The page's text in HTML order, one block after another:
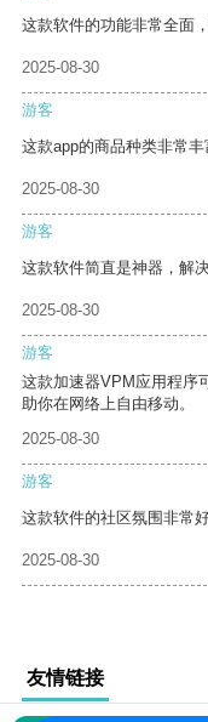
这款软件的功能非常全面
2025-08-30
游客
这款app的商品种类非常丰
2025-08-30
游客
这款软件简直是神器，解
2025-08-30
游客
这款加速器VPM应用程序
助你在网络上自由移动。
2025-08-30
游客
这款软件的社区氛围非常
2025-08-30
友情链接